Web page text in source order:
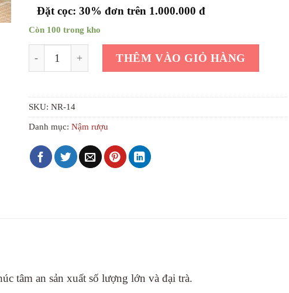
Đặt cọc: 30% đơn trên 1.000.000 đ
Còn 100 trong kho
Nậm rượu 1L gốm bát tràng số lượng
THÊM VÀO GIỎ HÀNG
SKU: NR-14
Danh mục: Nậm rượu
tâm an sản xuất số lượng lớn và đại trà.